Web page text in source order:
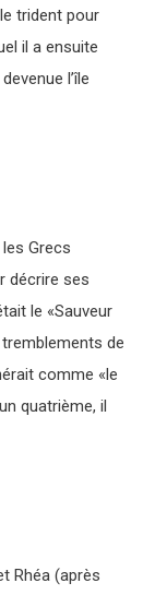
trident pour
il a ensuite
l’île
Grecs
décrire ses
le «Sauveur
tremblements de
comme «le
quatrième, il
Rhéa (après